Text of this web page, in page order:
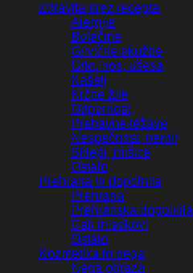
Zdravila brez recepta
Alergije
Bolečine
Glivične okužbe
Grlo, nos, ušesa
Kašelj
Krčne žile
Odpornost
Prebavne težave
Nespečnost, nemir
Sklepi, mišice
Ostalo
Prehrana in dopolnila
Prehrana
Prehranska dopolnila
Čaji in sokovi
Ostalo
Kozmetika in nega
Nega obraza